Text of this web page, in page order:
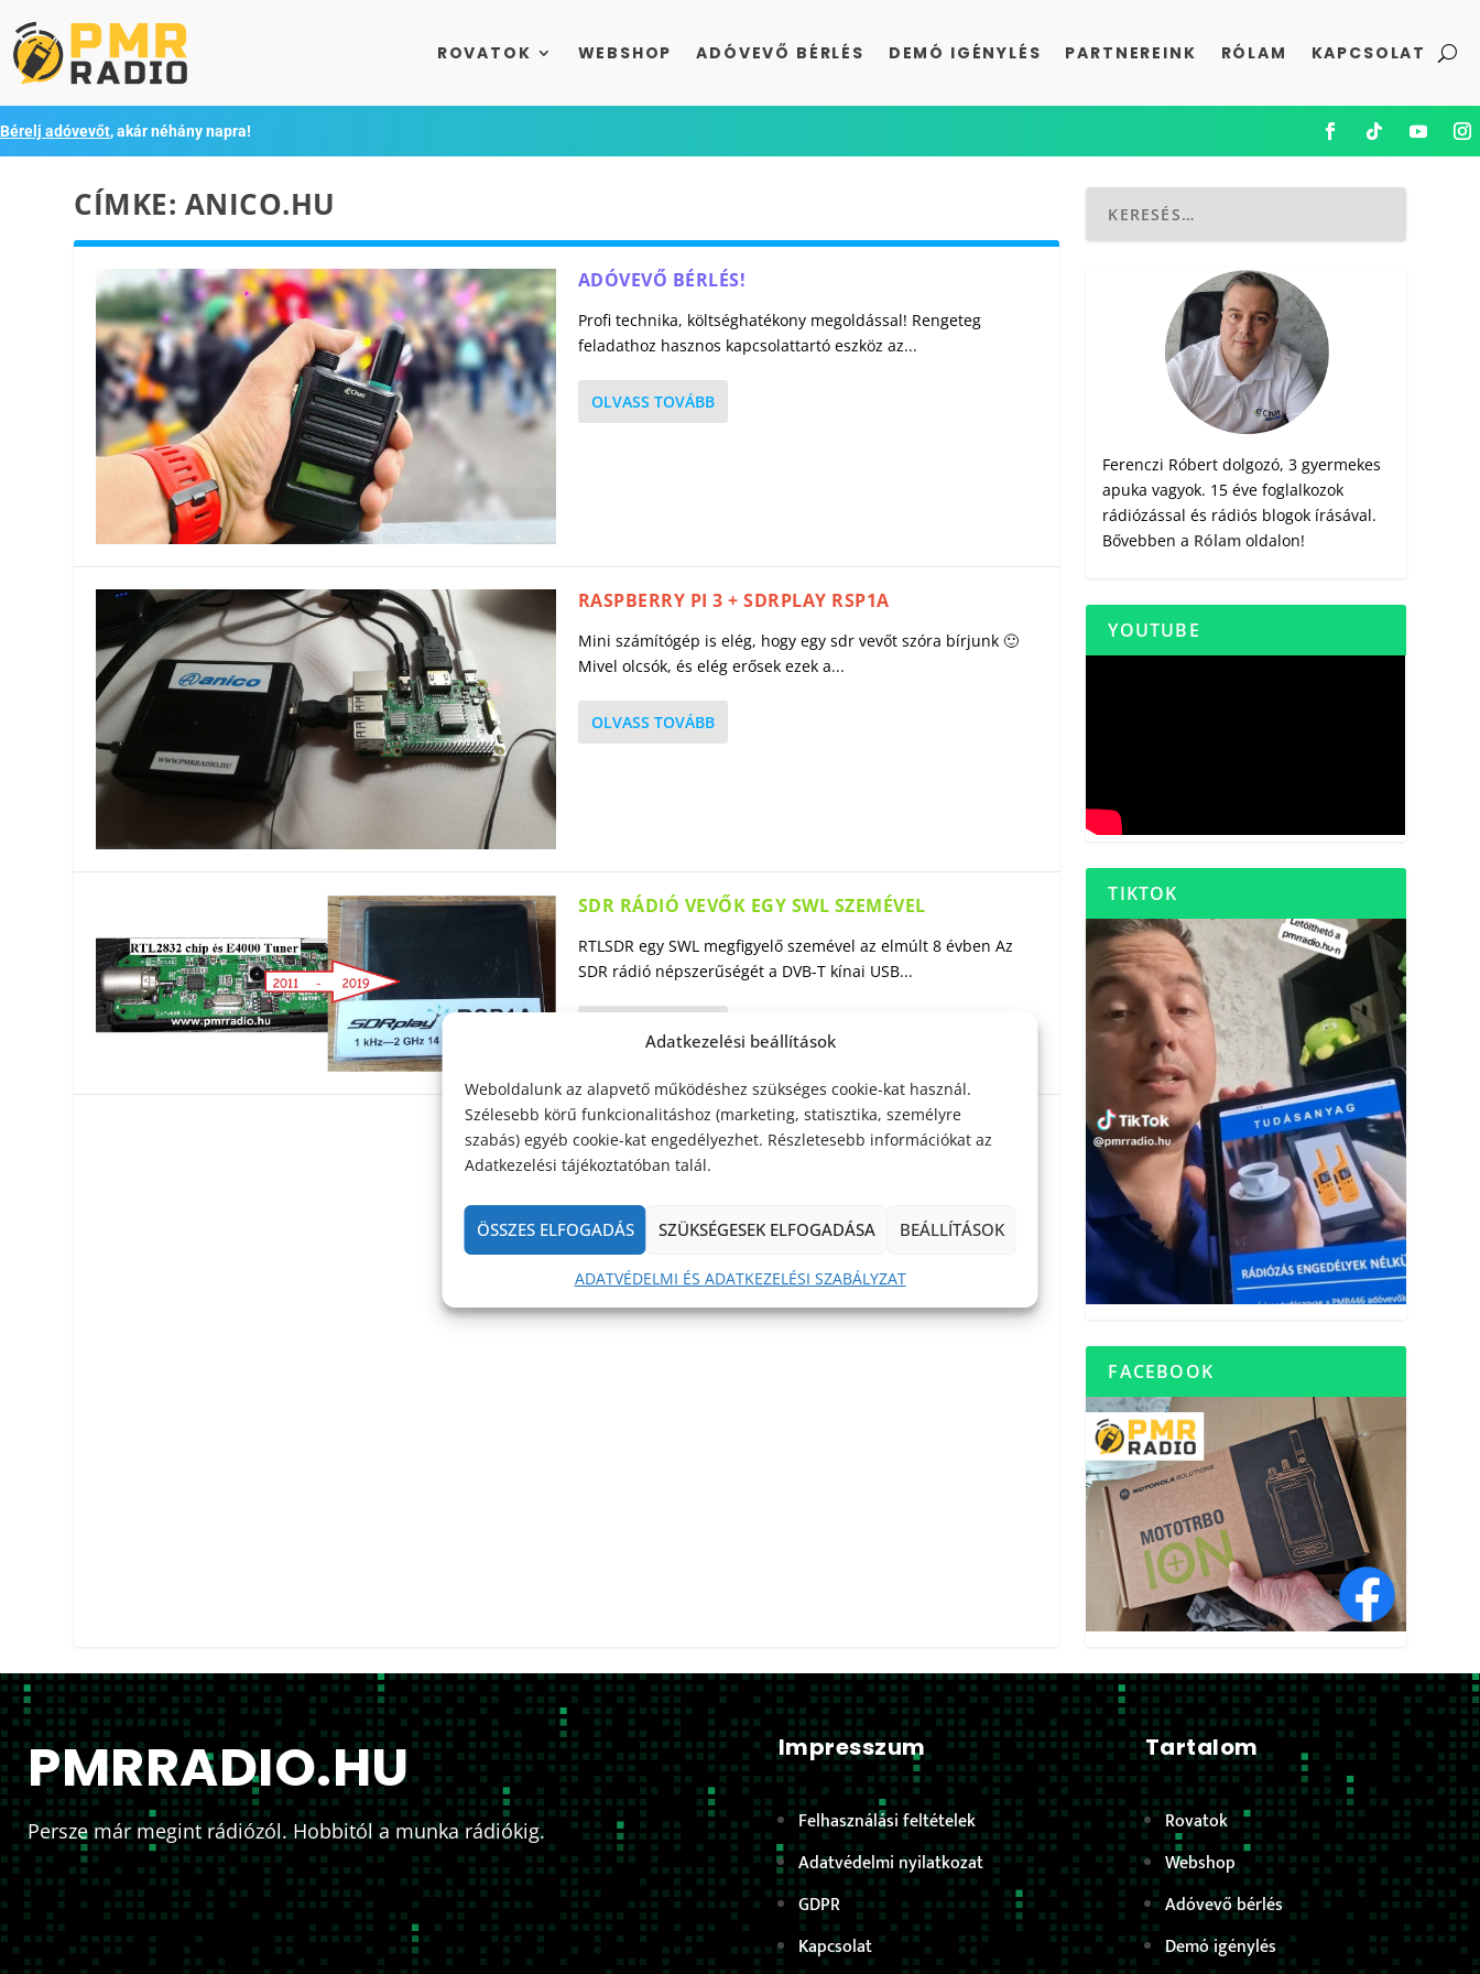
Adatkezelési beállítások
Weboldalunk az alapvető működéshez szükséges cookie-kat használ.
Szélesebb körű funkcionalitáshoz (marketing, statisztika, személyre
szabás) egyéb cookie-kat engedélyezhet. Részletesebb információkat az
Adatkezelési tájékoztatóban talál.
ÖSSZES ELFOGADÁS SZÜKSÉGESEK ELFOGADÁSA BEÁLLÍTÁSOK
ADATVÉDELMI ÉS ADATKEZELÉSI SZABÁLYZAT
ROVATOK WEBSHOP ADÓVEVŐ BÉRLÉS DEMÓ IGÉNYLÉS PARTNEREINK RÓLAM KAPCSOLAT
Bérelj adóvevőt, akár néhány napra!
CÍMKE: ANICO.HU
ADÓVEVŐ BÉRLÉS!
Profi technika, költséghatékony megoldással! Rengeteg
feladathoz hasznos kapcsolattartó eszköz az...
OLVASS TOVÁBB
RASPBERRY PI 3 + SDRPLAY RSP1A
Mini számítógép is elég, hogy egy sdr vevőt szóra bírjunk 🙂
Mivel olcsók, és elég erősek ezek a...
OLVASS TOVÁBB
SDR RÁDIÓ VEVŐK EGY SWL SZEMÉVEL
RTLSDR egy SWL megfigyelő szemével az elmúlt 8 évben Az
SDR rádió népszerűségét a DVB-T kínai USB...
Ferenczi Róbert dolgozó, 3 gyermekes
apuka vagyok. 15 éve foglalkozok
rádiózással és rádiós blogok írásával.
Bővebben a Rólam oldalon!
YOUTUBE
TIKTOK
FACEBOOK
PMRRADIO.HU
Persze már megint rádiózól. Hobbitól a munka rádiókig.
Impresszum
Felhasználási feltételek
Adatvédelmi nyilatkozat
GDPR
Kapcsolat
Tartalom
Rovatok
Webshop
Adóvevő bérlés
Demó igénylés